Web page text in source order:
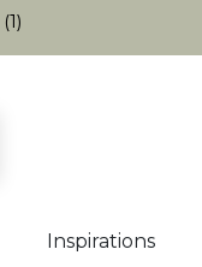
(1)
Inspirations